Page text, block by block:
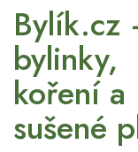
Bylík.cz
bylinky,
koření a
sušené